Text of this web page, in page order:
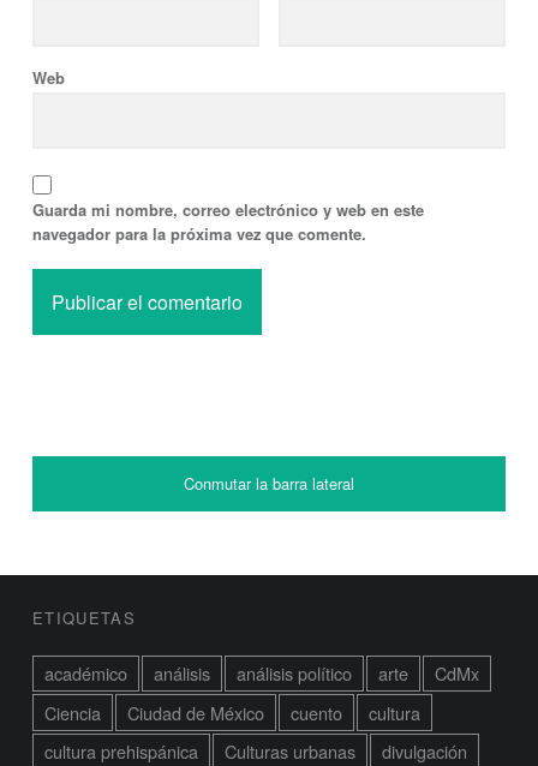
Web
Guarda mi nombre, correo electrónico y web en este
navegador para la próxima vez que comente.
BARRA LATERAL
Conmutar la barra lateral
BARRA LATERAL DEL PIE DE PÁGINA
ETIQUETAS
académico análisis análisis político arte
CdMx
Ciencia
Ciudad de México cuento
cultura
cultura prehispánica
Culturas urbanas
divulgación